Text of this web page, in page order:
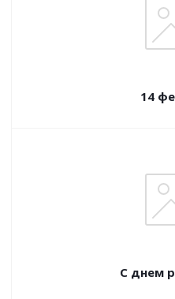
14
С днем